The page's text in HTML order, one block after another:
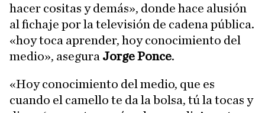
hacer cositas y demás», donde hace alusión
al fichaje por la televisión de cadena pública.
«hoy toca aprender, hoy conocimiento del
medio», asegura Jorge Ponce.
«Hoy conocimiento del medio, que es
cuando el camello te da la bolsa, tú la tocas y